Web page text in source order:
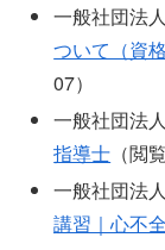
一般社団法
ついて（資
07）
一般社団法
指導士 （閲
一般社団法
講習｜心不